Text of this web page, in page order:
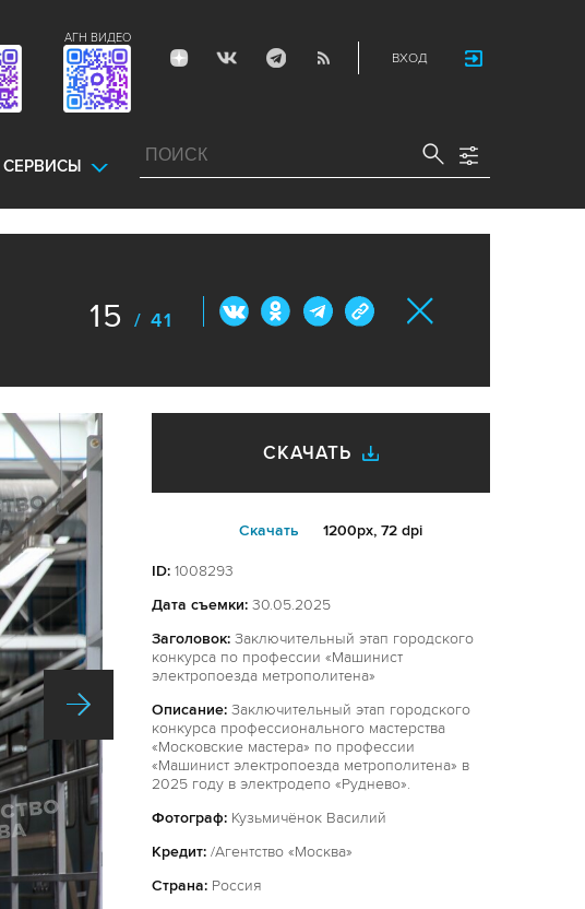
ВХОД
АГН ВИДЕО
СЕРВИСЫ
15 / 41
СКАЧАТЬ
Cкачать 1200px, 72 dpi
ID: 1008293
Дата съемки: 30.05.2025
Заголовок: Заключительный этап городского
конкурса по профессии «Машинист
электропоезда метрополитена»
Описание: Заключительный этап городского
конкурса профессионального мастерства
«Московские мастера» по профессии
«Машинист электропоезда метрополитена» в
2025 году в электродепо «Руднево».
Фотограф: Кузьмичёнок Василий
Кредит: /Агентство «Москва»
Страна: Россия